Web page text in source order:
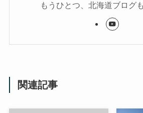
もうひとつ、北海道ブログ
関連記事